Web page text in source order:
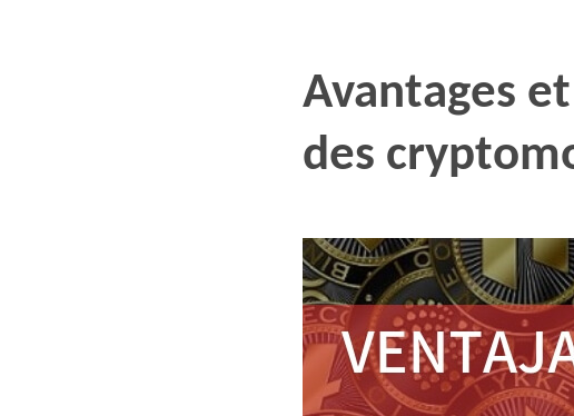
Avantages
des